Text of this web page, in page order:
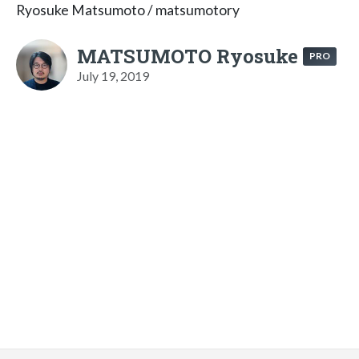
Ryosuke Matsumoto / matsumotory
MATSUMOTO Ryosuke PRO
July 19, 2019